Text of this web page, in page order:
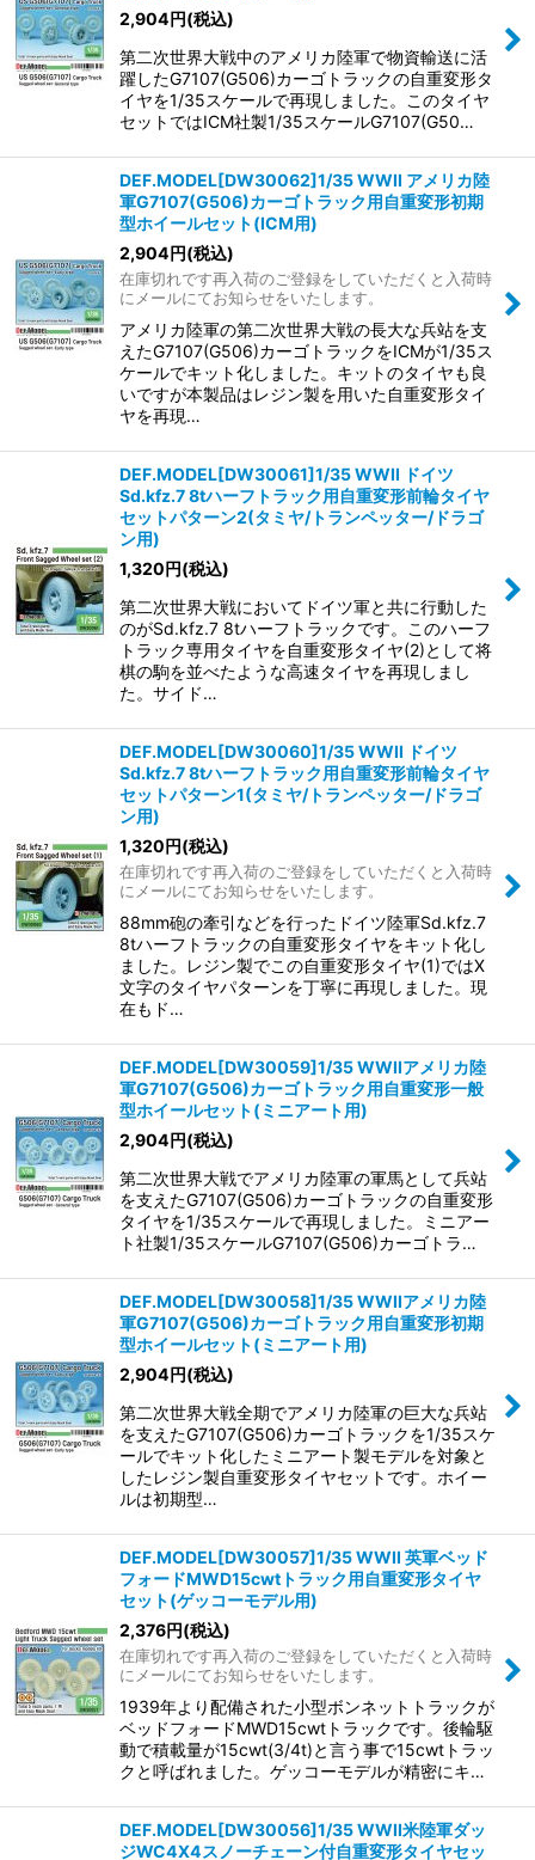
2,904円(税込)
第二次世界大戦中のアメリカ陸軍で物資輸送に活
躍したG7107(G506)カーゴトラックの自重変形タ
イヤを1/35スケールで再現しました。このタイヤ
セットではICM社製1/35スケールG7107(G50…
DEF.MODEL[DW30062]1/35 WWII アメリカ陸
軍G7107(G506)カーゴトラック用自重変形初期
型ホイールセット(ICM用)
2,904円(税込)
在庫切れです再入荷のご登録をしていただくと入荷時
にメールにてお知らせをいたします。
アメリカ陸軍の第二次世界大戦の長大な兵站を支
えたG7107(G506)カーゴトラックをICMが1/35ス
ケールでキット化しました。キットのタイヤも良
いですが本製品はレジン製を用いた自重変形タイ
ヤを再現…
DEF.MODEL[DW30061]1/35 WWII ドイツ
Sd.kfz.7 8tハーフトラック用自重変形前輪タイヤ
セットパターン2(タミヤ/トランペッター/ドラゴ
ン用)
1,320円(税込)
第二次世界大戦においてドイツ軍と共に行動した
のがSd.kfz.7 8tハーフトラックです。このハーフ
トラック専用タイヤを自重変形タイヤ(2)として将
棋の駒を並べたような高速タイヤを再現しまし
た。サイド…
DEF.MODEL[DW30060]1/35 WWII ドイツ
Sd.kfz.7 8tハーフトラック用自重変形前輪タイヤ
セットパターン1(タミヤ/トランペッター/ドラゴ
ン用)
1,320円(税込)
在庫切れです再入荷のご登録をしていただくと入荷時
にメールにてお知らせをいたします。
88mm砲の牽引などを行ったドイツ陸軍Sd.kfz.7
8tハーフトラックの自重変形タイヤをキット化し
ました。レジン製でこの自重変形タイヤ(1)ではX
文字のタイヤパターンを丁寧に再現しました。現
在もド…
DEF.MODEL[DW30059]1/35 WWIIアメリカ陸
軍G7107(G506)カーゴトラック用自重変形一般
型ホイールセット(ミニアート用)
2,904円(税込)
第二次世界大戦でアメリカ陸軍の軍馬として兵站
を支えたG7107(G506)カーゴトラックの自重変形
タイヤを1/35スケールで再現しました。ミニアー
ト社製1/35スケールG7107(G506)カーゴトラ…
DEF.MODEL[DW30058]1/35 WWIIアメリカ陸
軍G7107(G506)カーゴトラック用自重変形初期
型ホイールセット(ミニアート用)
2,904円(税込)
第二次世界大戦全期でアメリカ陸軍の巨大な兵站
を支えたG7107(G506)カーゴトラックを1/35スケ
ールでキット化したミニアート製モデルを対象と
したレジン製自重変形タイヤセットです。ホイー
ルは初期型…
DEF.MODEL[DW30057]1/35 WWII 英軍ベッド
フォードMWD15cwtトラック用自重変形タイヤ
セット(ゲッコーモデル用)
2,376円(税込)
在庫切れです再入荷のご登録をしていただくと入荷時
にメールにてお知らせをいたします。
1939年より配備された小型ボンネットトラックが
ベッドフォードMWD15cwtトラックです。後輪駆
動で積載量が15cwt(3/4t)と言う事で15cwtトラッ
クと呼ばれました。ゲッコーモデルが精密にキ…
DEF.MODEL[DW30056]1/35 WWII米陸軍ダッ
ジWC4X4スノーチェーン付自重変形タイヤセッ